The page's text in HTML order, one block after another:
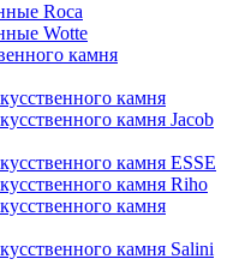
Roca
Wotte
камня
камня
камня Jacob
камня ESSE
камня Riho
камня
камня Salini